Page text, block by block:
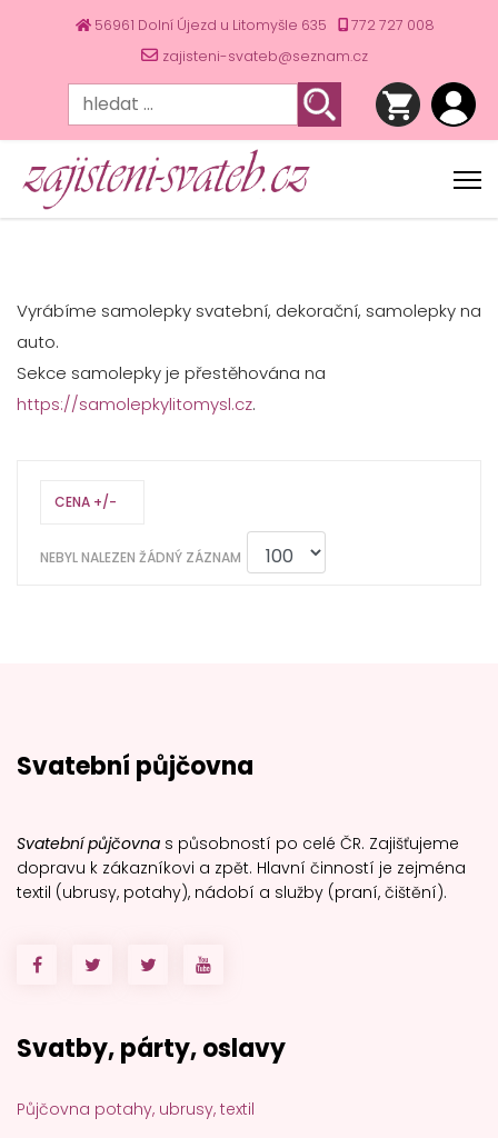
56961 Dolní Újezd u Litomyšle 635
772 727 008
zajisteni-svateb@seznam.cz
Vyrábíme samolepky svatební, dekorační, samolepky na
auto.
Sekce samolepky je přestěhována na
https://samolepkylitomysl.cz.
CENA +/-
NEBYL NALEZEN ŽÁDNÝ ZÁZNAM
Svatební půjčovna
Svatební půjčovna s působností po celé ČR. Zajišťujeme
dopravu k zákazníkovi a zpět. Hlavní činností je zejména
textil (ubrusy, potahy), nádobí a služby (praní, čištění).
Svatby, párty, oslavy
Půjčovna potahy, ubrusy, textil